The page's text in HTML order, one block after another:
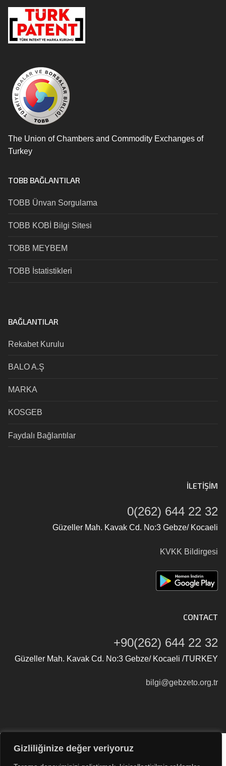
Gizliliğinize değer veriyoruz
The Union of Chambers and Commodity Exchanges of
Turkey
TOBB BAĞLANTILAR
TOBB Ünvan Sorgulama
TOBB KOBİ Bilgi Sitesi
TOBB MEYBEM
TOBB İstatistikleri
BAĞLANTILAR
Rekabet Kurulu
BALO A.Ş
MARKA
KOSGEB
Faydalı Bağlantılar
İLETIŞIM
0(262) 644 22 32
Güzeller Mah. Kavak Cd. No:3 Gebze/ Kocaeli
KVKK Bildirgesi
CONTACT
+90(262) 644 22 32
Güzeller Mah. Kavak Cd. No:3 Gebze/ Kocaeli /TURKEY
bilgi@gebzeto.org.tr
Tüm Hakları Saklıdır © 2026